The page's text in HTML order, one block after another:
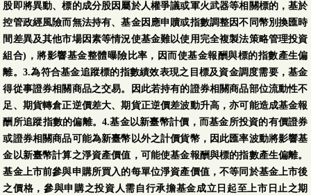
股即將異動、標的成分股因屬於人權爭議或軍火武器等相關標的，基於
控管政經風險而無法持有、基金因應申贖或指數調整因不同幣別換匯時
間差異及其他市場因素等情況使基金難以使用完全複製法策略管理投資
組合)，將影響基金整體曝險比率，因而使基金報酬與標的指數產生偏
離。3.為符合基金追蹤標的指數績效表現之目標及資金調度需要，基金
得從事證券相關商品之交易。因此若持有的證券相關商品部位流動性不
足、期貨轉倉正逆價差大、期貨正逆價差波動升高，亦可能造成基金報
酬所追蹤指數的偏離。4.基金以新臺幣計價，而基金所投資的有價證券
或證券相關商品可能為新臺幣以外之計價貨幣，因此匯率波動將影響基
金以新臺幣計算之淨資產價值，可能使基金報酬與標的指數產生偏離。
基金上市前參與申購所買入的每單位淨資產價值，不等同於基金上市後
之價格，參與申購之投資人需自行承擔基金成立日起至上市日止之期